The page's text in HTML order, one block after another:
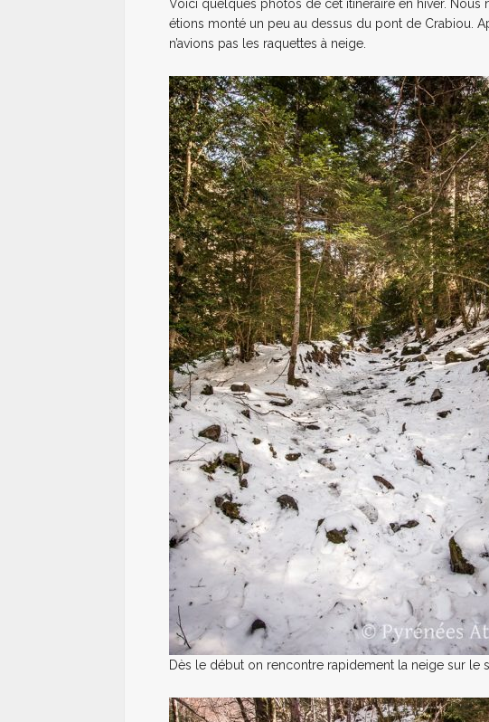
Voici quelques photos de cet itinéraire en hiver. Nous
étions monté un peu au dessus du pont de Crabiou.
n’avions pas les raquettes à neige.
Dès le début on rencontre rapidement la neige sur le